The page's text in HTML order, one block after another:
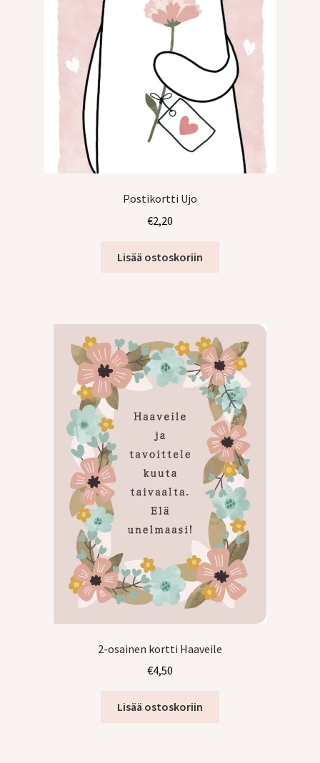
Postikortti Ujo
€2,20
Lisää ostoskoriin
2-osainen kortti Haaveile
€4,50
Lisää ostoskoriin